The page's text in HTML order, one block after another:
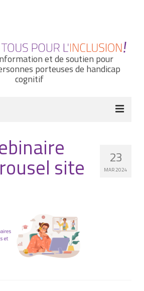
et de soutien pour
porteuses de handicap
cognitif
23
MAR 2024
site